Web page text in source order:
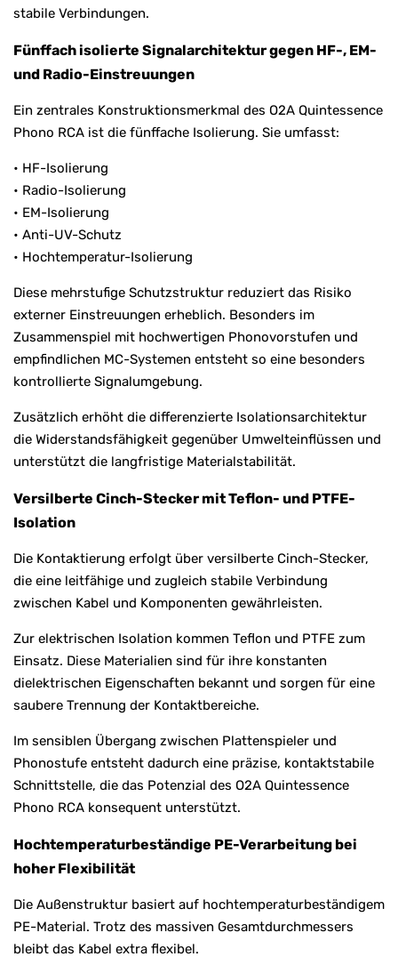
stabile Verbindungen.
Fünffach isolierte Signalarchitektur gegen HF-, EM-
und Radio-Einstreuungen
Ein zentrales Konstruktionsmerkmal des O2A Quintessence
Phono RCA ist die fünffache Isolierung. Sie umfasst:
• HF-Isolierung
• Radio-Isolierung
• EM-Isolierung
• Anti-UV-Schutz
• Hochtemperatur-Isolierung
Diese mehrstufige Schutzstruktur reduziert das Risiko
externer Einstreuungen erheblich. Besonders im
Zusammenspiel mit hochwertigen Phonovorstufen und
empfindlichen MC-Systemen entsteht so eine besonders
kontrollierte Signalumgebung.
Zusätzlich erhöht die differenzierte Isolationsarchitektur
die Widerstandsfähigkeit gegenüber Umwelteinflüssen und
unterstützt die langfristige Materialstabilität.
Versilberte Cinch-Stecker mit Teflon- und PTFE-
Isolation
Die Kontaktierung erfolgt über versilberte Cinch-Stecker,
die eine leitfähige und zugleich stabile Verbindung
zwischen Kabel und Komponenten gewährleisten.
Zur elektrischen Isolation kommen Teflon und PTFE zum
Einsatz. Diese Materialien sind für ihre konstanten
dielektrischen Eigenschaften bekannt und sorgen für eine
saubere Trennung der Kontaktbereiche.
Im sensiblen Übergang zwischen Plattenspieler und
Phonostufe entsteht dadurch eine präzise, kontaktstabile
Schnittstelle, die das Potenzial des O2A Quintessence
Phono RCA konsequent unterstützt.
Hochtemperaturbeständige PE-Verarbeitung bei
hoher Flexibilität
Die Außenstruktur basiert auf hochtemperaturbeständigem
PE-Material. Trotz des massiven Gesamtdurchmessers
bleibt das Kabel extra flexibel.